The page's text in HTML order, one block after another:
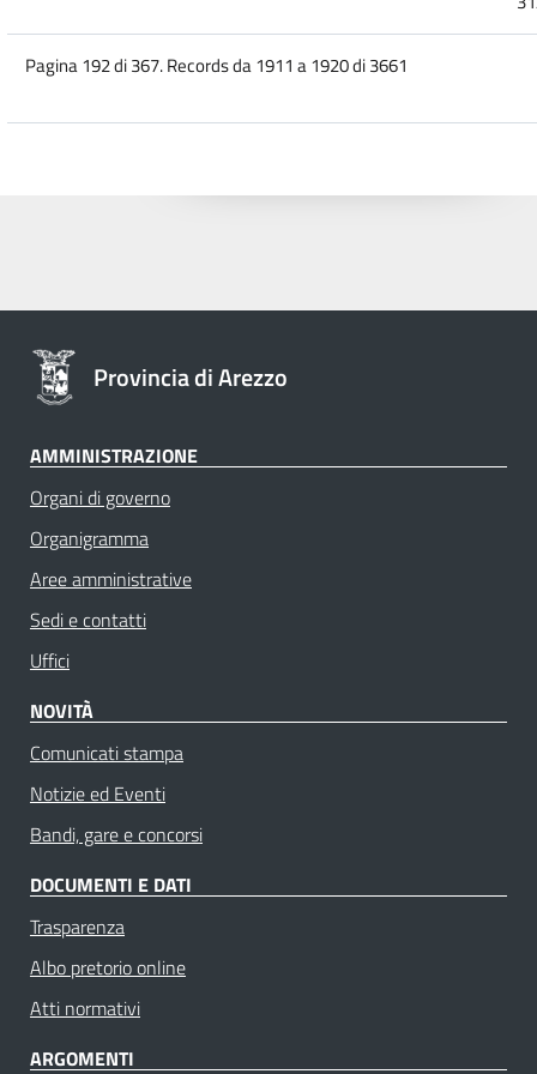
Pagina 192 di 367. Records da 1911 a 1920 di 3661
Provincia di Arezzo
AMMINISTRAZIONE
Organi di governo
Organigramma
Aree amministrative
Sedi e contatti
Uffici
NOVITÀ
Comunicati stampa
Notizie ed Eventi
Bandi, gare e concorsi
DOCUMENTI E DATI
Trasparenza
Albo pretorio online
Atti normativi
ARGOMENTI